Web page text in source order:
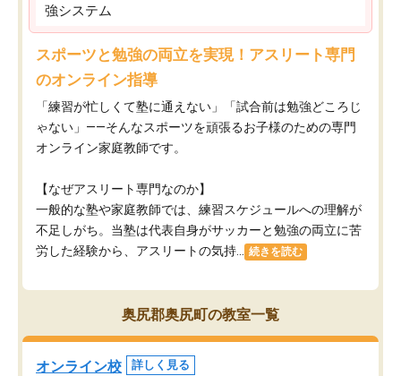
強システム
スポーツと勉強の両立を実現！アスリート専門
のオンライン指導
「練習が忙しくて塾に通えない」「試合前は勉強どころじ
ゃない」——そんなスポーツを頑張るお子様のための専門
オンライン家庭教師です。
【なぜアスリート専門なのか】
一般的な塾や家庭教師では、練習スケジュールへの理解が
不足しがち。当塾は代表自身がサッカーと勉強の両立に苦
労した経験から、アスリートの気持...
続きを読む
奥尻郡奥尻町の教室一覧
オンライン校 詳しく見る